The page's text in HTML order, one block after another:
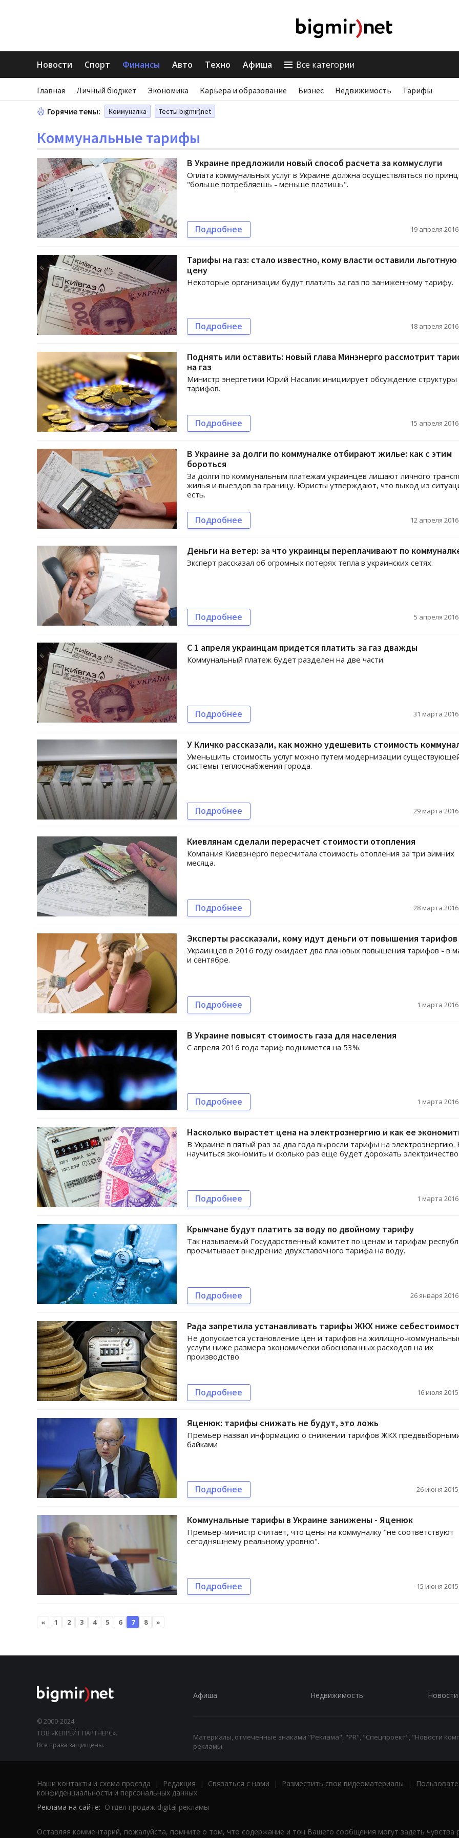
Новости Спорт Финансы Авто Техно Афиша Все категории
Главная Личный бюджет Экономика Карьера и образование Бизнес Недвижимость Тарифы
Горячие темы: Коммуналка Тесты bigmir)net
Коммунальные тарифы
В Украине предложили новый способ расчета за коммуслуги
Оплата коммунальных услуг в Украине должна осуществляться по
"больше потребляешь - меньше платишь".
Подробнее 19 апреля
Тарифы на газ: стало известно, кому власти оставили льготную
цену
Некоторые организации будут платить за газ по заниженному тарифу.
Подробнее 18 апреля
Поднять или оставить: новый глава Минэнерго рассмотрит
на газ
Министр энергетики Юрий Насалик инициирует обсуждение структуры
тарифов.
Подробнее 15 апреля
В Украине за долги по коммуналке отбирают жилье: как с этим
бороться
За долги по коммунальным платежам украинцев лишают личного
жилья и выездов за границу. Юристы утверждают, что выход из
есть.
Подробнее 12 апреля
Деньги на ветер: за что украинцы переплачивают по
Эксперт рассказал об огромных потерях тепла в украинских сетях.
Подробнее 5 апреля
С 1 апреля украинцам придется платить за газ дважды
Коммунальный платеж будет разделен на две части.
Подробнее 31 марта
У Кличко рассказали, как можно удешевить стоимость
Уменьшить стоимость услуг можно путем модернизации
системы теплоснабжения города.
Подробнее 29 марта
Киевлянам сделали перерасчет стоимости отопления
Компания Киевэнерго пересчитала стоимость отопления за три зимних
месяца.
Подробнее 28 марта
Эксперты рассказали, кому идут деньги от повышения тарифов
Украинцев в 2016 году ожидает два плановых повышения тарифов - в
и сентябре.
Подробнее 1 марта
В Украине повысят стоимость газа для населения
С апреля 2016 года тариф поднимется на 53%.
Подробнее 1 марта
Насколько вырастет цена на электроэнергию и как ее
В Украине в пятый раз за два года выросли тарифы на электроэнергию.
научиться экономить и сколько раз еще будет дорожать электричество.
Подробнее 1 марта
Крымчане будут платить за воду по двойному тарифу
Так называемый Государственный комитет по ценам и тарифам
просчитывает внедрение двухставочного тарифа на воду.
Подробнее 26 января
Рада запретила устанавливать тарифы ЖКХ ниже
Не допускается установление цен и тарифов на жилищно-
услуги ниже размера экономически обоснованных расходов на их
производство
Подробнее 16 июля
Яценюк: тарифы снижать не будут, это ложь
Премьер назвал информацию о снижении тарифов ЖКХ
байками
Подробнее 26 июня
Коммунальные тарифы в Украине занижены - Яценюк
Премьер-министр считает, что цены на коммуналку "не соответствуют
сегодняшнему реальному уровню".
Подробнее 15 июня
« 1 2 3 4 5 6 7 8 »
© 2000-2024,
ТОВ «КЕПРЕЙТ ПАРТНЕРС».
Все права защищены.
Афиша Недвижимость Новости
Материалы, отмеченные знаками "Реклама", "PR", "Спецпроект", "Новости
рекламы.
Наши контакты и схема проезда | Редакция | Связаться с нами | Разместить свои видеоматериалы |
конфиденциальности и персональных данных
Реклама на сайте: Отдел продаж digital рекламы
Оставляя комментарий, пожалуйста, помните о том, что содержание и тон Вашего сообщения могут задеть чувства